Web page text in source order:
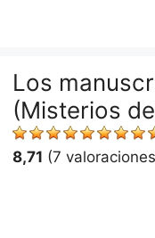
Los
(Misterios
8,71 (7